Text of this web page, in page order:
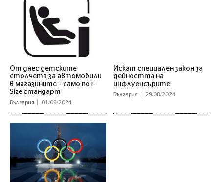
От днес детските
столчета за автомобили
в магазините – само по i-
Size стандарт
България 01/09/2024
Искат специален закон за
дейността на
инфлуенсърите
България 29/08/2024